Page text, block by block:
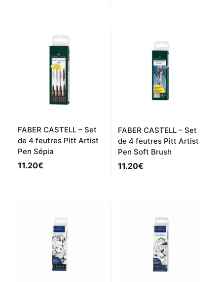
FABER CASTELL – Set
de 4 feutres Pitt Artist
Pen Sépia
11.20€
FABER CASTELL – Set
de 4 feutres Pitt Artist
Pen Soft Brush
11.20€